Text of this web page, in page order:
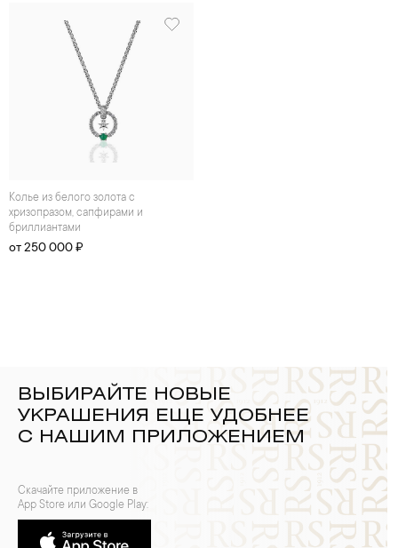
Колье из белого золота с
хризопразом, сапфирами и
бриллиантами
от 250 000 ₽
ВЫБИРАЙТЕ НОВЫЕ
УКРАШЕНИЯ ЕЩЕ УДОБНЕЕ
С НАШИМ ПРИЛОЖЕНИЕМ
Скачайте приложение в
App Store или Google Play: